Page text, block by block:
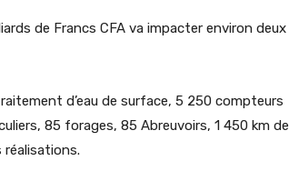
de Francs CFA va impacter environ deux
d’eau de surface, 5 250 compteurs
85 forages, 85 Abreuvoirs, 1 450 km de
réalisations.